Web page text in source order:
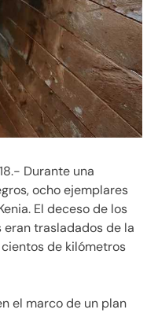
Durante una
ocho ejemplares
El deceso de los
trasladados de la
de kilómetros
el marco de un plan